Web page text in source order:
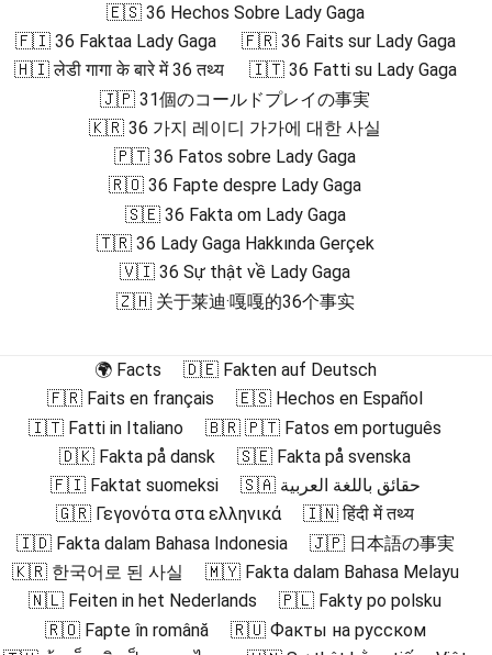
🇪🇸 36 Hechos Sobre Lady Gaga
🇫🇮 36 Faktaa Lady Gaga
🇫🇷 36 Faits sur Lady Gaga
🇭🇮 लेडी गागा के बारे में 36 तथ्य
🇮🇹 36 Fatti su Lady Gaga
🇯🇵 31個のコールドプレイの事実
🇰🇷 36 가지 레이디 가가에 대한 사실
🇵🇹 36 Fatos sobre Lady Gaga
🇷🇴 36 Fapte despre Lady Gaga
🇸🇪 36 Fakta om Lady Gaga
🇹🇷 36 Lady Gaga Hakkında Gerçek
🇻🇮 36 Sự thật về Lady Gaga
🇿🇭 关于莱迪·嘎嘎的36个事实
🌍 Facts
🇩🇪 Fakten auf Deutsch
🇫🇷 Faits en français
🇪🇸 Hechos en Español
🇮🇹 Fatti in Italiano
🇧🇷 🇵🇹 Fatos em português
🇩🇰 Fakta på dansk
🇸🇪 Fakta på svenska
🇫🇮 Faktat suomeksi
🇸🇦 حقائق باللغة العربية
🇬🇷 Γεγονότα στα ελληνικά
🇮🇳 हिंदी में तथ्य
🇮🇩 Fakta dalam Bahasa Indonesia
🇯🇵 日本語の事実
🇰🇷 한국어로 된 사실
🇲🇾 Fakta dalam Bahasa Melayu
🇳🇱 Feiten in het Nederlands
🇵🇱 Fakty po polsku
🇷🇴 Fapte în română
🇷🇺 Факты на русском